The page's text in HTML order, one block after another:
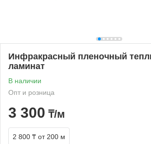
Инфракрасный пленочный
ламинат
В наличии
Опт и розница
3 300 ₸/м
2 800 ₸ от 200 м